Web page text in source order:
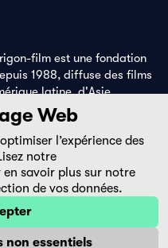
film est une fondation
1988, diffuse des films
latine, d'Asie,
les salles de cinéma,
sur la plateforme de
Web
l’expérience des
notre
en savoir plus sur notre
de vos données.
non essentiels